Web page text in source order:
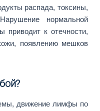
распада, токсины,
нормальной
приводит к отечности,
появлению мешков
движение лимфы по